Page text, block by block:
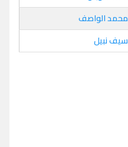
محمد الواصف
سيف نبيل